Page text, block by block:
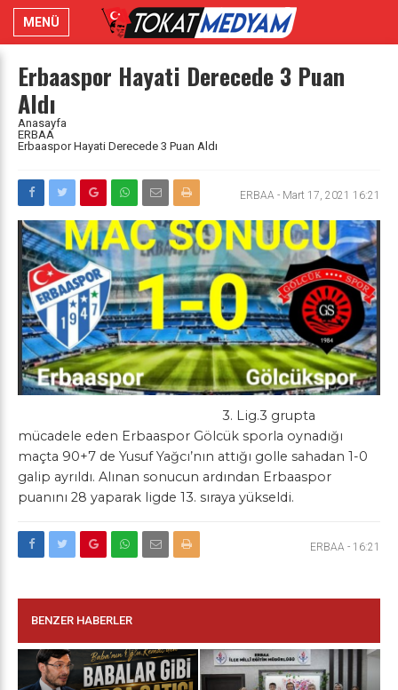
MENÜ
Erbaaspor Hayati Derecede 3 Puan
Aldı
Anasayfa
ERBAA
Erbaaspor Hayati Derecede 3 Puan Aldı
ERBAA - Mart 17, 2021 16:21
3. Lig.3 grupta
mücadele eden Erbaaspor Gölcük sporla oynadığı
maçta 90+7 de Yusuf Yağcı’nın attığı golle sahadan 1-0
galip ayrıldı. Alınan sonucun ardından Erbaaspor
puanını 28 yaparak ligde 13. sıraya yükseldi.
ERBAA - 16:21
BENZER HABERLER